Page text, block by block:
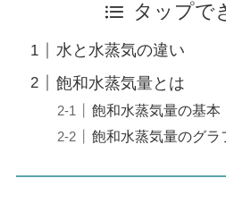
タップで
水と水蒸気の違い
飽和水蒸気量とは
飽和水蒸気量の基本
飽和水蒸気量のグラ